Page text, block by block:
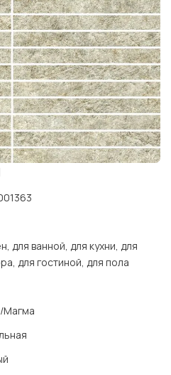
для ванной, для кухни, для
для гостиной, для пола
Магма